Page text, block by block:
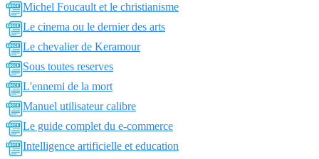
Michel Foucault et le christianisme
Le cinema ou le dernier des arts
Le chevalier de Keramour
Sous toutes reserves
L'ennemi de la mort
Manuel utilisateur calibre
Le guide complet du e-commerce
Intelligence artificielle et education